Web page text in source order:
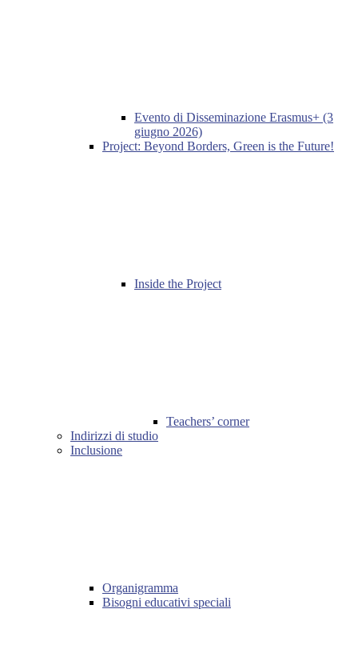
Evento di Disseminazione Erasmus+ (3
giugno 2026)
Project: Beyond Borders, Green is the Future!
Inside the Project
Teachers’ corner
Indirizzi di studio
Inclusione
Organigramma
Bisogni educativi speciali